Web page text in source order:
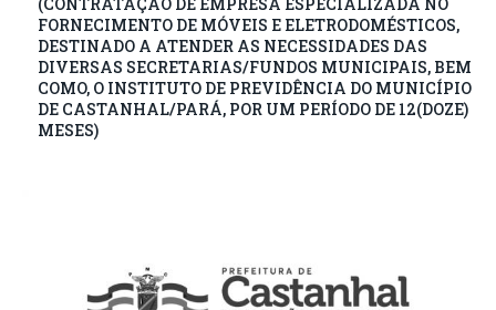
FORNECIMENTO DE MÓVEIS E ELETRODOMÉSTICOS,
DESTINADO A ATENDER AS NECESSIDADES DAS
DIVERSAS SECRETARIAS/FUNDOS MUNICIPAIS, BEM
COMO, O INSTITUTO DE PREVIDÊNCIA DO MUNICÍPIO
DE CASTANHAL/PARÁ, POR UM PERÍODO DE 12(DOZE)
MESES)